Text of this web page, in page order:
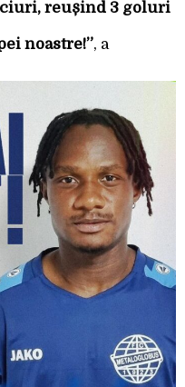
reușind 3 goluri
noastre!”, a